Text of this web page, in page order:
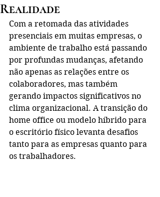
Realidade
Com a retomada das atividades
presenciais em muitas empresas, o
ambiente de trabalho está passando
por profundas mudanças, afetando
não apenas as relações entre os
colaboradores, mas também
gerando impactos significativos no
clima organizacional. A transição do
home office ou modelo híbrido para
o escritório físico levanta desafios
tanto para as empresas quanto para
os trabalhadores.